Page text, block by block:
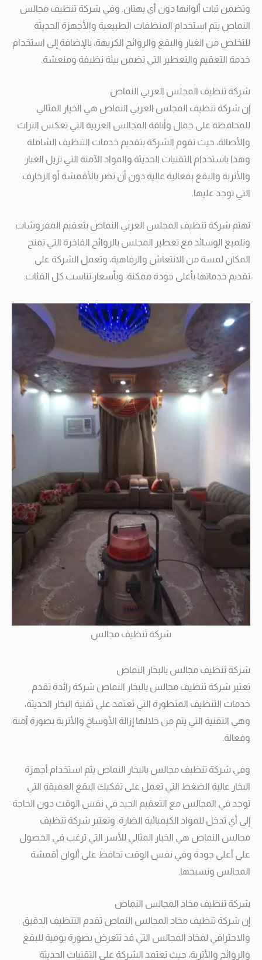
وتضمن ثبات ألوانها دون أي بهتان. وفي شركة تنظيف مجالس
النماص يتم استخدام المنظفات الطبيعية والأجهزة الحديثة
للتخلص من الغبار والبقع والروائح الكريهة، بالإضافة إلى استخدام
خدمة التعقيم والتعطير التي تضمن بيئة نظيفة ومنعشة.
شركة تنظيف المجلس العربي النماص
إن شركة تنظيف المجلس العربي النماص هي الخيار المثالي
للمحافظة على جمال وأناقة المجالس العربية التي تعكس التراث
والأصالة، حيث تقوم الشركة بتقديم خدمات التنظيف الشاملة
وهذا باستخدام التقنيات الحديثة والمواد الآمنة التي تزيل الغبار
والأتربة والبقع بفعالية عالية دون أن تضر بالأقمشة أو الزخارف
التي توجد عليها.
تهتم شركة تنظيف المجلس العربي النماص بتعقيم المفروشات
وتلميع الوسائد مع تعطير المجلس بالروائح الفاخرة التي تمنح
المكان لمسة من الانتعاش والرفاهية، وتعمل الشركة على
تقديم خدماتها بأعلى جودة ممكنة، وبأسعار تناسب كل الفئات.
شركة تنظيف مجالس
شركة تنظيف مجالس بالبخار النماص
تعتبر شركة تنظيف مجالس بالبخار النماص شركة رائدة تقدم
خدمات التنظيف المتطورة التي تعتمد على تقنية البخار الحديثة،
وهي التقنية التي يتم من خلالها إزالة الأوساخ والأتربة بصورة آمنة
وفعالة.
وفي شركة تنظيف مجالس بالبخار النماص يتم استخدام أجهزة
البخار عالية الضغط التي تعمل على تفكيك البقع العميقة التي
توجد في المجالس مع التعقيم الجيد في نفس الوقت دون الحاجة
إلى أي تدخل للمواد الكيميائية الضارة. وتعتبر شركة تنظيف
مجالس النماص هي الخيار المثالي للأسر التي ترغب في الحصول
على أعلى جودة وفي نفس الوقت تحافظ على ألوان أقمشة
المجالس ونسيجها.
شركة تنظيف مخاد المجالس النماص
إن شركة تنظيف مخاد المجالس النماص تقدم التنظيف الدقيق
والاحترافي لمخاد المجالس التي قد تتعرض بصورة يومية للبقع
والروائح والأتربة، حيث تعتمد الشركة على التقنيات الحديثة